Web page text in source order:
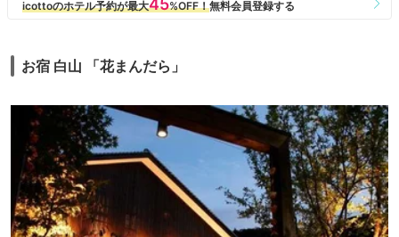
お宿 白山 「花まんだら」